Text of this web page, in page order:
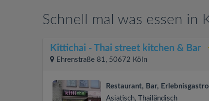
Schnell mal was essen in
Kittichai - Thai street kitchen & Bar
Ehrenstraße 81, 50672 Köln
Restaurant, Bar,
Asiatisch, Thailändisch